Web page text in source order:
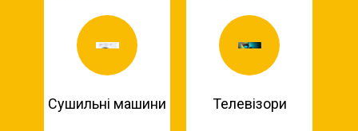
Сушильні машини Телевізори